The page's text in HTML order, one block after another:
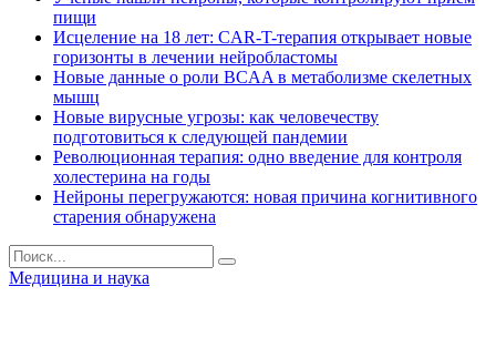
пищи
Исцеление на 18 лет: CAR-T-терапия открывает новые
горизонты в лечении нейробластомы
Новые данные о роли BCAA в метаболизме скелетных
мышц
Новые вирусные угрозы: как человечеству
подготовиться к следующей пандемии
Революционная терапия: одно введение для контроля
холестерина на годы
Нейроны перегружаются: новая причина когнитивного
старения обнаружена
Медицина и наука